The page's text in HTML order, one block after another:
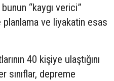
“kaygı verici”
ve liyakatin esas
40 kişiye ulaştığını
sınıflar, depreme